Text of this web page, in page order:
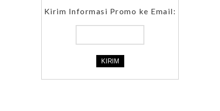
Kirim Informasi Promo ke Email: